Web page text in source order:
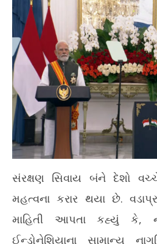
સંરક્ષણ સિવાય બંને દેશો
મહત્વના કરાર થયા છે.
માહિતી આપતા કહ્યું કે,
ઈન્ડોનેશિયાના સામાન્ય